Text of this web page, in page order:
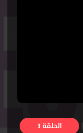
الحلقة 3